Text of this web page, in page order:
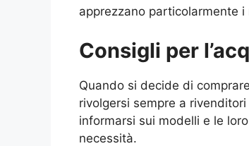
apprezzano particolarmente
Consigli per
Quando si decide di
rivolgersi sempre a
informarsi sui modelli e le
necessità.